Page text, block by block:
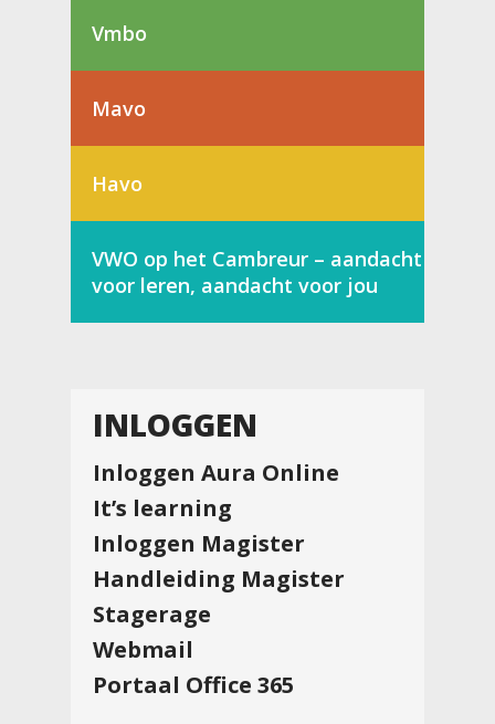
Vmbo
Mavo
Havo
VWO op het Cambreur – aandacht
voor leren, aandacht voor jou
INLOGGEN
Inloggen Aura Online
It’s learning
Inloggen Magister
Handleiding Magister
Stagerage
Webmail
Portaal Office 365